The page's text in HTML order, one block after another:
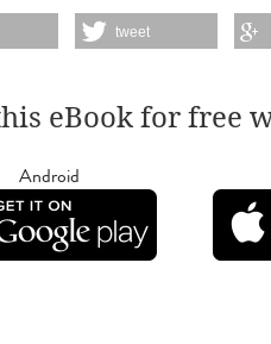
tweet
eBook for free
Android